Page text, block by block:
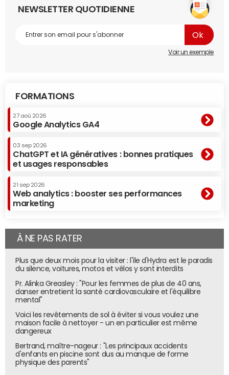
NEWSLETTER QUOTIDIENNE
Voir un exemple
FORMATIONS
27 aoû 2026
Google Analytics GA4
03 sep 2026
ChatGPT et IA génératives : bonnes pratiques
et usages responsables
21 sep 2026
Web analytics : booster ses performances
marketing
À NE PAS RATER
Plus que deux mois pour la visiter : l'île d'Hydra est le paradis
du silence, voitures, motos et vélos y sont interdits
Pr. Alinka Greasley : "Pour les femmes de plus de 40 ans,
danser entretient la santé cardiovasculaire et l'équilibre
mental"
Voici les revêtements de sol à éviter si vous voulez une
maison facile à nettoyer - un en particulier est même
dangereux
Bertrand, maître-nageur : "Les principaux accidents
d'enfants en piscine sont dus au manque de forme
physique des parents"